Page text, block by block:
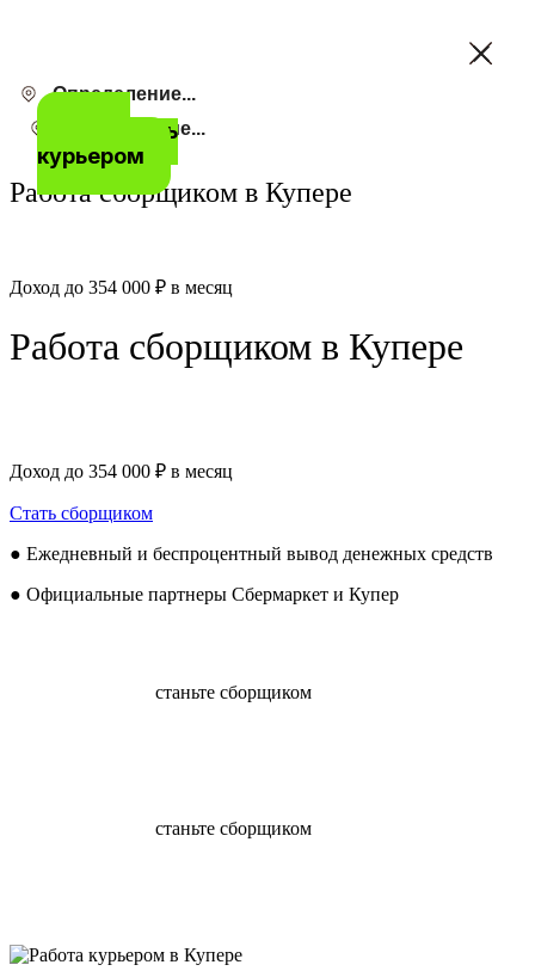
Определение...
Заполнить
анкету
Определение...
Определение...
курьером
Работа сборщиком в Купере
Доход до 354 000 ₽ в месяц
Работа сборщиком в Купере
Доход до 354 000 ₽ в месяц
Стать сборщиком
● Ежедневный и беспроцентный вывод денежных средств
● Официальные партнеры Сбермаркет и Купер
станьте сборщиком
станьте сборщиком